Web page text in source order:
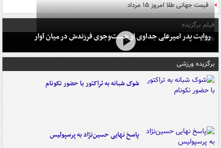
قیمت جهانی طلا امروز ۱۵ مرداد
فیلم برگزیده
روایت پدر امیرعلی جداوی از جست‌وجوی فرزندش در میان آوار
برگزیده ورزشی
شوک شبانه به تراکتور با حضور نکونام
پاسخ نهایی حسین‌نژاد به پرسپولیس